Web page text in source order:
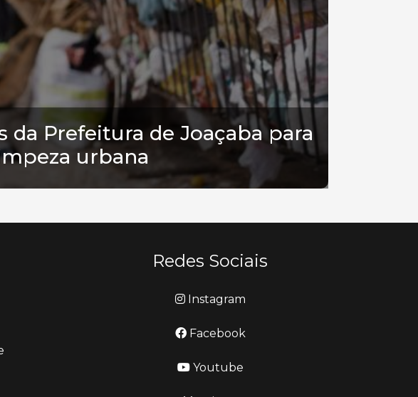
Prefeitura de Joaçaba para
urbana
Redes Sociais
Instagram
Facebook
Youtube